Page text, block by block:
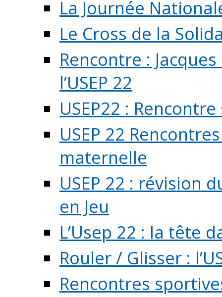
La Journée
Le Cross de la
Rencontre :
l’USEP 22
USEP22 :
USEP 22
maternelle
USEP 22 : révision
en Jeu
L’Usep 22 : la tête
Rouler / Glisser :
Rencontres